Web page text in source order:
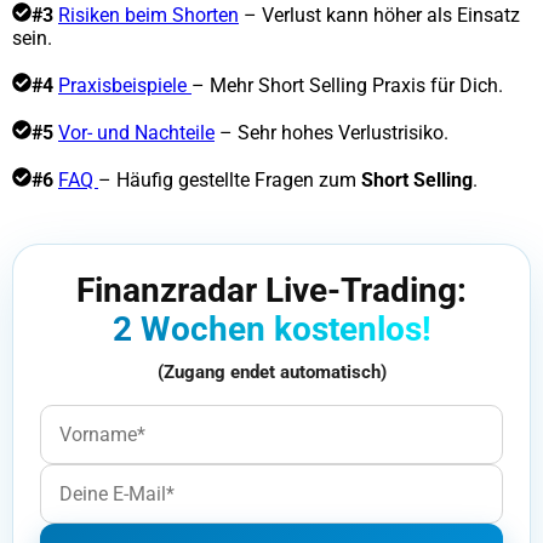
#3 Risiken beim Shorten – Verlust kann höher als Einsatz
sein.
#4 Praxisbeispiele – Mehr Short Selling Praxis für Dich.
#5 Vor- und Nachteile – Sehr hohes Verlustrisiko.
#6 FAQ – Häufig gestellte Fragen zum Short Selling.
Finanzradar Live-Trading:
2 Wochen kostenlos!
(Zugang endet automatisch)